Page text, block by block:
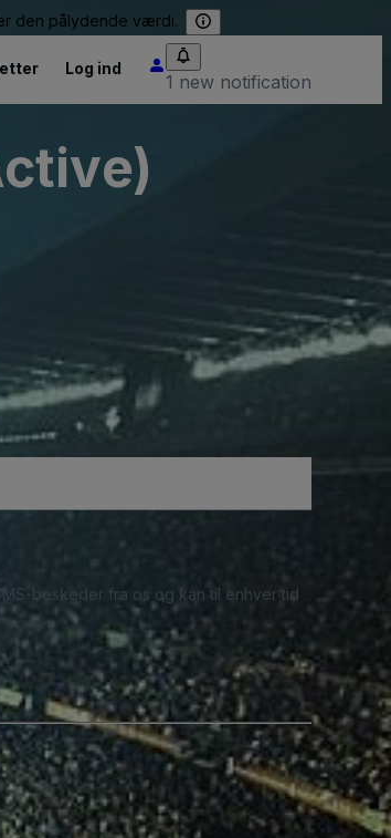
den pålydende værdi.
Log ind
1 new notification
beskeder fra os og kan til enhver tid